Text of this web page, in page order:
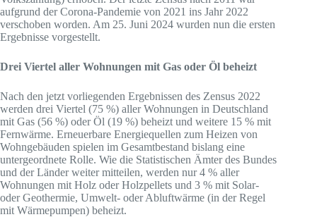
aufgrund der Corona-Pandemie von 2021 ins Jahr 2022
verschoben worden. Am 25. Juni 2024 wurden nun die ersten
Ergebnisse vorgestellt.
Drei Viertel aller Wohnungen mit Gas oder Öl beheizt
Nach den jetzt vorliegenden Ergebnissen des Zensus 2022
werden drei Viertel (75 %) aller Wohnungen in Deutschland
mit Gas (56 %) oder Öl (19 %) beheizt und weitere 15 % mit
Fernwärme. Erneuerbare Energiequellen zum Heizen von
Wohngebäuden spielen im Gesamtbestand bislang eine
untergeordnete Rolle. Wie die Statistischen Ämter des Bundes
und der Länder weiter mitteilen, werden nur 4 % aller
Wohnungen mit Holz oder Holzpellets und 3 % mit Solar-
oder Geothermie, Umwelt- oder Abluftwärme (in der Regel
mit Wärmepumpen) beheizt.